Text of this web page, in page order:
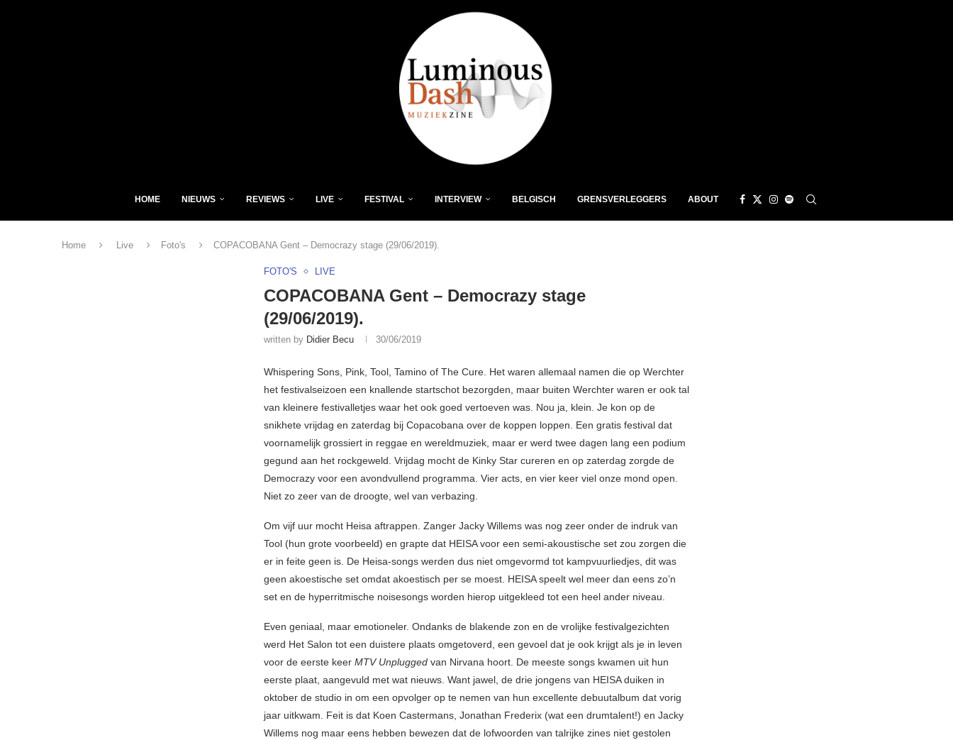
HOME NIEUWS REVIEWS LIVE FESTIVAL INTERVIEW BELGISCH GRENSVERLEGGERS ABOUT
Home Live Foto's COPACOBANA Gent – Democrazy stage (29/06/2019).
FOTO'S LIVE
COPACOBANA Gent – Democrazy stage
(29/06/2019).
written by Didier Becu 30/06/2019
Whispering Sons, Pink, Tool, Tamino of The Cure. Het waren allemaal namen die op Werchter
het festivalseizoen een knallende startschot bezorgden, maar buiten Werchter waren er ook tal
van kleinere festivalletjes waar het ook goed vertoeven was. Nou ja, klein. Je kon op de
snikhete vrijdag en zaterdag bij Copacobana over de koppen loppen. Een gratis festival dat
voornamelijk grossiert in reggae en wereldmuziek, maar er werd twee dagen lang een podium
gegund aan het rockgeweld. Vrijdag mocht de Kinky Star cureren en op zaterdag zorgde de
Democrazy voor een avondvullend programma. Vier acts, en vier keer viel onze mond open.
Niet zo zeer van de droogte, wel van verbazing.
Om vijf uur mocht Heisa aftrappen. Zanger Jacky Willems was nog zeer onder de indruk van
Tool (hun grote voorbeeld) en grapte dat HEISA voor een semi-akoustische set zou zorgen die
er in feite geen is. De Heisa-songs werden dus niet omgevormd tot kampvuurliedjes, dit was
geen akoestische set omdat akoestisch per se moest. HEISA speelt wel meer dan eens zo’n
set en de hyperritmische noisesongs worden hierop uitgekleed tot een heel ander niveau.
Even geniaal, maar emotioneler. Ondanks de blakende zon en de vrolijke festivalgezichten
werd Het Salon tot een duistere plaats omgetoverd, een gevoel dat je ook krijgt als je in leven
voor de eerste keer MTV Unplugged van Nirvana hoort. De meeste songs kwamen uit hun
eerste plaat, aangevuld met wat nieuws. Want jawel, de drie jongens van HEISA duiken in
oktober de studio in om een opvolger op te nemen van hun excellente debuutalbum dat vorig
jaar uitkwam. Feit is dat Koen Castermans, Jonathan Frederix (wat een drumtalent!) en Jacky
Willems nog maar eens hebben bewezen dat de lofwoorden van talrijke zines niet gestolen